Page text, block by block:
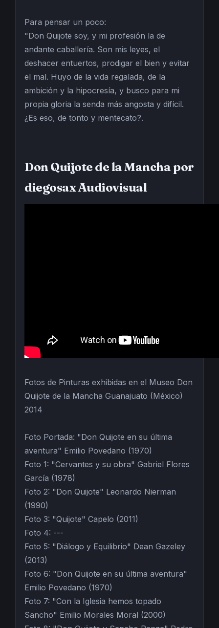
Para pensar un poco:
"Don Quijote soy, y mi profesión la de
andante caballería. Son mis leyes, el
deshacer entuertos, prodigar el bien y evitar
el mal. Huyo de la vida regalada, de la
ambición y la hipocresía, y busco para mi
propia gloria la senda más angosta y difícil.
¿Es eso, de tonto y mentecato?.
Don Quijote de la Mancha por
diegosax Audiovisual
Fotos de Pinturas exhibidas en el Museo Don
Quijote de la Mancha Guanajuato (México)
2014
Foto Portada: "Don Quijote en su última
aventura" Emilio Povedano (1970)
Foto 1: "Cervantes y su obra" Gabriel Flores
García (1978)
Foto 2: "Don Quijote" Leonardo Nierman
(1990)
Foto 3: "Quijote" Capelo (2011)
Foto 4: ---
Foto 5: "Diálogo y Equilibrio" Dean Gazeley
(2013)
Foto 6: "Don Quijote en su última aventura"
Emilio Povedano (1970)
Foto 7: "Con la Iglesia hemos topado
Sancho" Emilio Morales Moral (2000)